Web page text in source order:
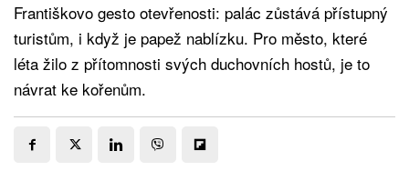
Františkovo gesto otevřenosti: palác zůstává přístupný
turistům, i když je papež nablízku. Pro město, které
léta žilo z přítomnosti svých duchovních hostů, je to
návrat ke kořenům.